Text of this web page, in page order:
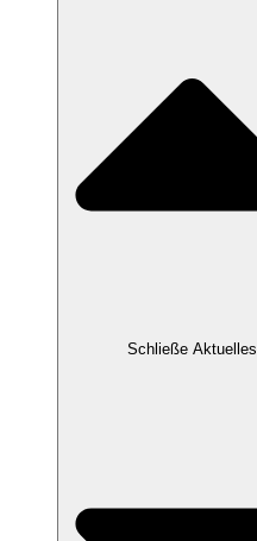
Schließe Aktuelles